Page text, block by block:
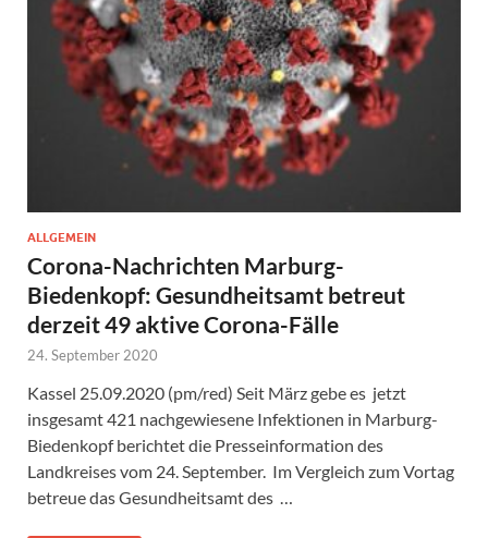
ALLGEMEIN
Corona-Nachrichten Marburg-
Biedenkopf: Gesundheitsamt betreut
derzeit 49 aktive Corona-Fälle
24. September 2020
Kassel 25.09.2020 (pm/red) Seit März gebe es jetzt
insgesamt 421 nachgewiesene Infektionen in Marburg-
Biedenkopf berichtet die Presseinformation des
Landkreises vom 24. September. Im Vergleich zum Vortag
betreue das Gesundheitsamt des …